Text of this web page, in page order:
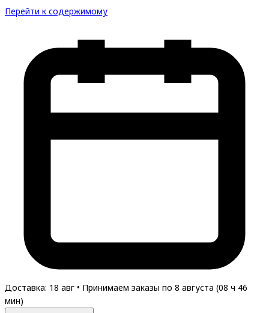
Перейти к содержимому
Доставка: 18 авг • Принимаем заказы по 8 августа (08 ч 46
мин)